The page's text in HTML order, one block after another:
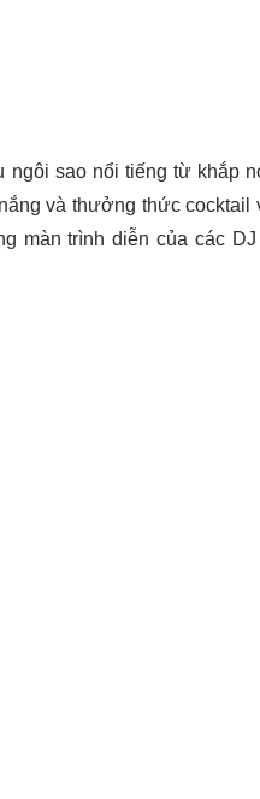
ngôi sao nổi tiếng từ khắp
và thưởng thức cocktail
màn trình diễn của các